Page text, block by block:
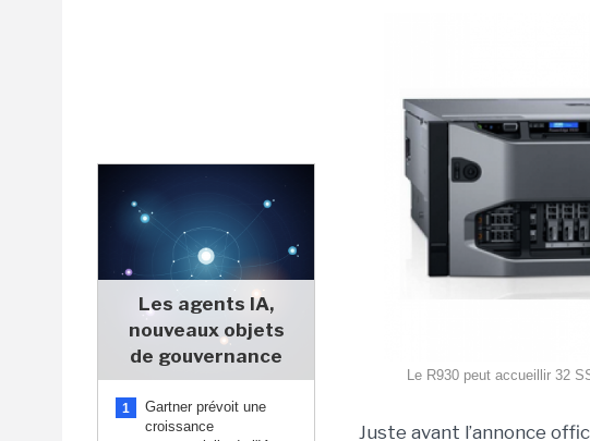
Les agents IA,
nouveaux objets
de gouvernance
1
Gartner prévoit une
croissance
Le R930 peut accueillir 32
Juste avant l’annonce